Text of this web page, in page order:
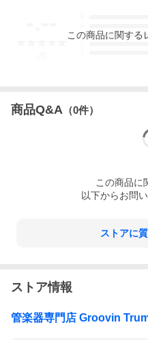
3
この商品に関する
商品Q&A （0件）
この商品に
以下からお問
ストアに
ストア情報
管楽器専門店 Groovin